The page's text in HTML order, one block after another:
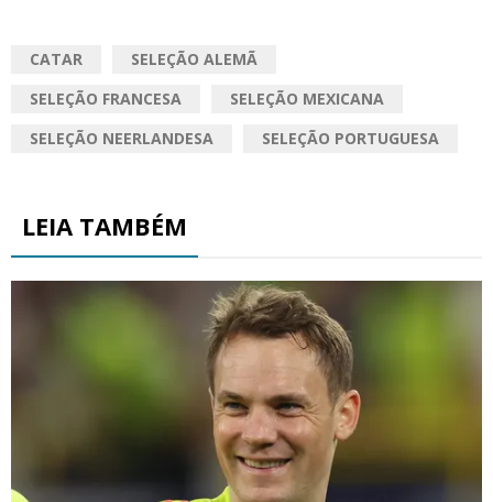
CATAR
SELEÇÃO ALEMÃ
SELEÇÃO FRANCESA
SELEÇÃO MEXICANA
SELEÇÃO NEERLANDESA
SELEÇÃO PORTUGUESA
LEIA TAMBÉM